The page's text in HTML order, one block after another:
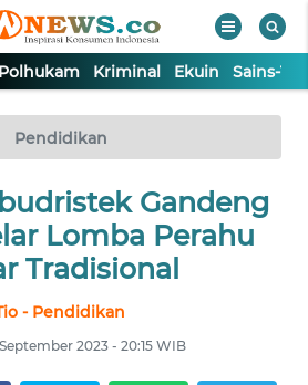
Polhukam Kriminal Ekuin Sains-
Pendidikan
Gandeng
Lomba Perahu
Tradisional
- Pendidikan
2023 - 20:15 WIB